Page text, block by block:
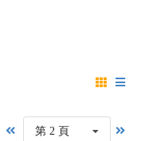
第 2 頁